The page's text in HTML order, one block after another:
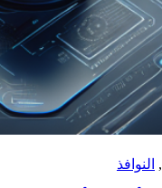
, النوافذ